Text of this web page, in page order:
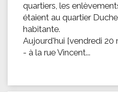
quartiers, les
étaient au quartier
habitante.
Aujourd'hui [vendredi 20
- à la rue Vincent...